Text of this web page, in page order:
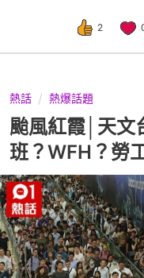
2
熱話 熱爆話題
颱風紅霞│天文
班？WFH？勞